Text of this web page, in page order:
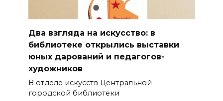
Два взгляда на искусство: в
библиотеке открылись выставки
юных дарований и педагогов-
художников
В отделе искусств Центральной
городской библиотеки